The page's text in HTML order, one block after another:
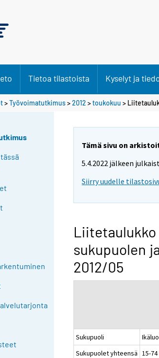
Tietoa tilastoista Kyselyt ja
>Työvoimatutkimus>2012 >toukokuu >
Tämä sivu on
5.4.2022 jälkeen
Siirry uudelle
Liitetaulukko
sukupuolen
2012/05
Sukupuoli
Sukupuolet yhteensä 15-74